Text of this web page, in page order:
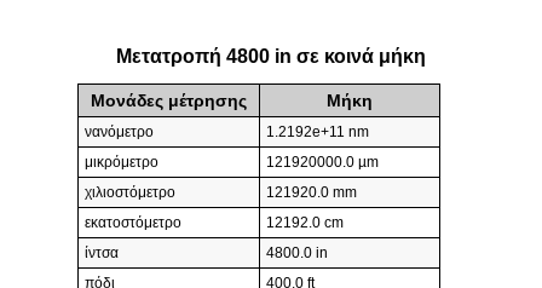
Μετατροπή 4800 in σε κοινά μήκη
Μονάδες μέτρησης Μήκη
νανόμετρο
1.2192e+11 nm
μικρόμετρο
121920000.0 µm
χιλιοστόμετρο
121920.0 mm
εκατοστόμετρο
12192.0 cm
ίντσα
4800.0 in
πόδι
400.0 ft